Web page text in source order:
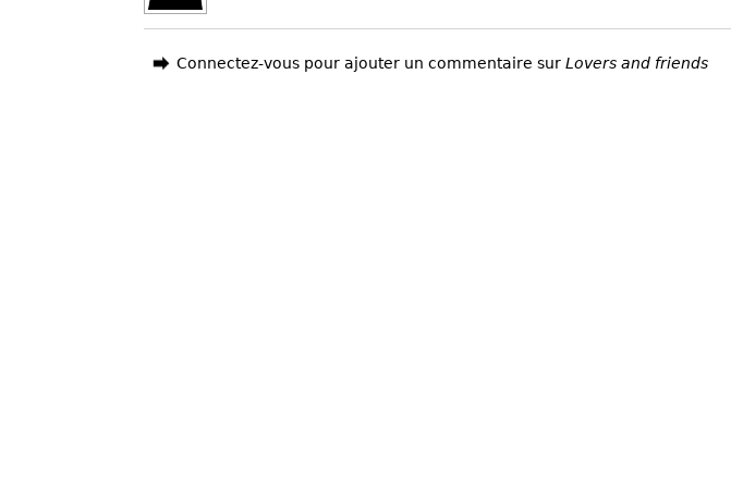
Connectez-vous pour ajouter un commentaire sur Lovers and friends